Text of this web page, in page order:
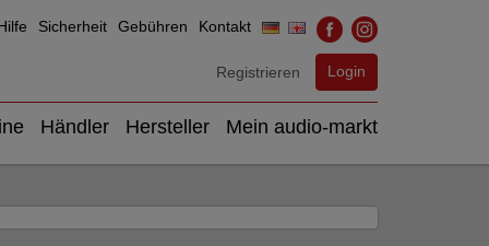
Sicherheit Gebühren Kontakt
Registrieren Login
Händler Hersteller Mein audio-markt